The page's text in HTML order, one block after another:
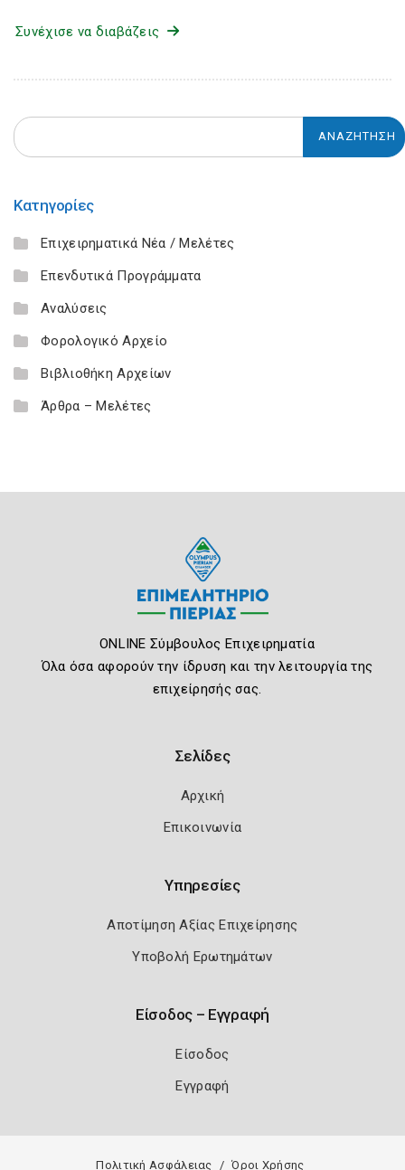
Συνέχισε να διαβάζεις
Κατηγορίες
Επιχειρηματικά Νέα / Μελέτες
Επενδυτικά Προγράμματα
Αναλύσεις
Φορολογικό Αρχείο
Βιβλιοθήκη Αρχείων
Άρθρα – Μελέτες
ONLINE Σύμβουλος Επιχειρηματία
Όλα όσα αφορούν την ίδρυση και την λειτουργία της
επιχείρησής σας.
Σελίδες
Αρχική
Επικοινωνία
Υπηρεσίες
Αποτίμηση Αξίας Επιχείρησης
Υποβολή Ερωτημάτων
Είσοδος – Εγγραφή
Είσοδος
Εγγραφή
Πολιτική Ασφάλειας Όροι Χρήσης